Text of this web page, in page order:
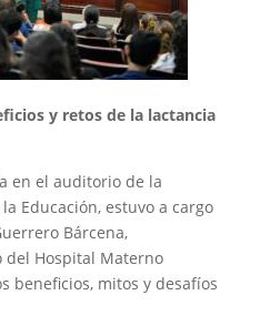
y retos de la lactancia
en el auditorio de la
Educación, estuvo a cargo
Bárcena,
del Hospital Materno
beneficios, mitos y desafíos